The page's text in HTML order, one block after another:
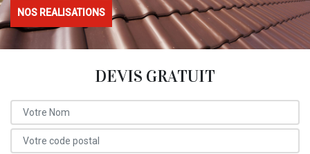
NOS REALISATIONS
DEVIS GRATUIT